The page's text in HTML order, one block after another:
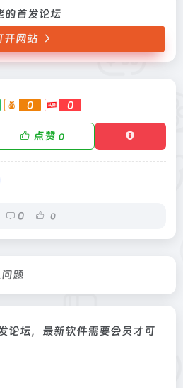
的首发论坛
开网站
0 0
点赞 0
0 0
题
论坛，最新软件需要会员才可